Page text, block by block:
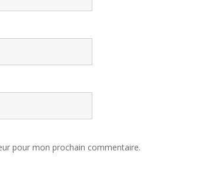
pour mon prochain commentaire.